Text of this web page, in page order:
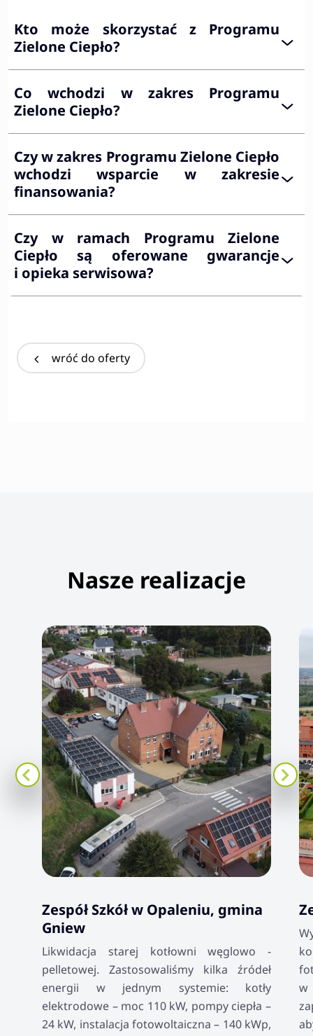
Kto może skorzystać z Programu
Zielone Ciepło?
Co wchodzi w zakres Programu
Zielone Ciepło?
Czy w zakres Programu Zielone Ciepło
wchodzi wsparcie w zakresie
finansowania?
Czy w ramach Programu Zielone
Ciepło są oferowane gwarancje
i opieka serwisowa?
wróć do oferty
Nasze realizacje
Zespół Szkół w Opaleniu, gmina
Gniew
Likwidacja starej kotłowni węglowo -
pelletowej. Zastosowaliśmy kilka źródeł
energii w jednym systemie: kotły
elektrodowe – moc 110 kW, pompy ciepła –
24 kW, instalacja fotowoltaiczna – 140 kWp,
w